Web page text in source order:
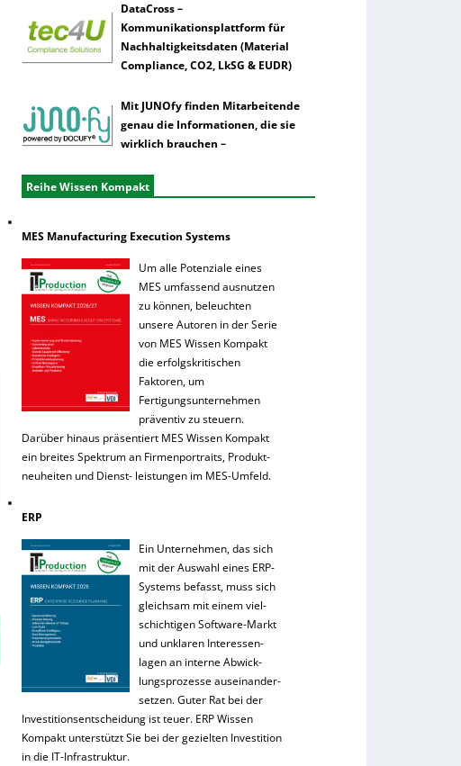
DataCross –
Kommunikationsplattform für
Nachhaltigkeitsdaten (Material
Compliance, CO2, LkSG & EUDR)
Mit JUNOfy finden Mitarbeitende
genau die Informationen, die sie
wirklich brauchen –
Reihe Wissen Kompakt
MES Manufacturing Execution Systems
Um alle Potenziale eines
MES umfassend ausnutzen
zu können, beleuchten
unsere Autoren in der Serie
von MES Wissen Kompakt
die erfolgskritischen
Faktoren, um
Fertigungsunternehmen
präventiv zu steuern.
Darüber hinaus präsentiert MES Wissen Kompakt
ein breites Spektrum an Firmenportraits, Produkt-
neuheiten und Dienst- leistungen im MES-Umfeld.
ERP
Ein Unternehmen, das sich
mit der Auswahl eines ERP-
Systems befasst, muss sich
gleichsam mit einem viel-
schichtigen Software-Markt
und unklaren Interessen-
lagen an interne Abwick-
lungsprozesse auseinander-
setzen. Guter Rat bei der
Investitionsentscheidung ist teuer. ERP Wissen
Kompakt unterstützt Sie bei der gezielten Investition
in die IT-Infrastruktur.